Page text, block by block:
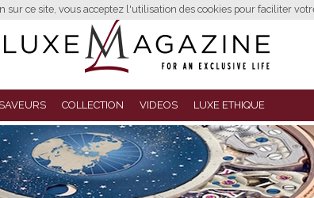
sur ce site, vous acceptez l'utilisation des cookies pour faciliter
SAVEURS COLLECTION VIDEOS LUXE ETHIQUE